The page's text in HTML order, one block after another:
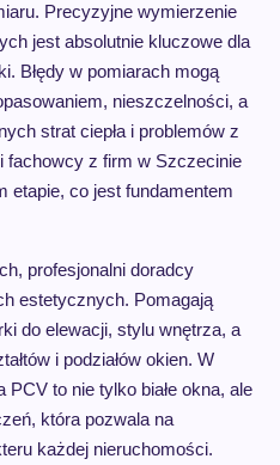
Precyzyjne wymierzenie
jest absolutnie kluczowe dla
Błędy w pomiarach mogą
nieszczelności, a
strat ciepła i problemów z
fachowcy z firm w Szczecinie
etapie, co jest fundamentem
profesjonalni doradcy
estetycznych. Pomagają
do elewacji, stylu wnętrza, a
i podziałów okien. W
to nie tylko białe okna, ale
która pozwala na
każdej nieruchomości.